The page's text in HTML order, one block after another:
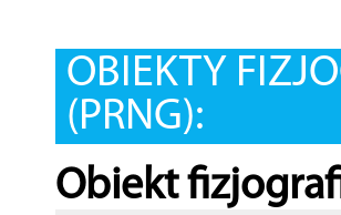
OBIEKTY
(PRNG):
Obiekt